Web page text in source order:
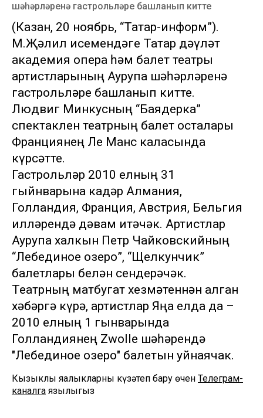
шәһәрләренә гастрольләре башланып китте
(Казан, 20 ноябрь, “Татар-информ”).
М.Җәлил исемендәге Татар дәүләт
академия опера һәм балет театры
артистларының Аурупа шәһәрләренә
гастрольләре башланып китте.
Людвиг Минкусның “Баядерка”
спектаклен театрның балет осталары
Франциянең Ле Манс каласында
күрсәтте.
Гастрольләр 2010 елның 31
гыйнварына кадәр Алмания,
Голландия, Франция, Австрия, Бельгия
илләрендә дәвам итәчәк. Артистлар
Аурупа халкын Петр Чайковскийның
“Лебединое озеро”, “Щелкунчик”
балетлары белән сөендерәчәк.
Театрның матбугат хезмәтеннән алган
хәбәргә күрә, артистлар Яңа елда да –
2010 елның 1 гынварында
Голландиянең Zwolle шәһәрендә
"Лебединое озеро" балетын уйнаячак.
Кызыклы яңалыкларны күзәтеп бару өчен Телеграм-
каналга язылыгыз